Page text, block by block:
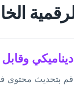
ديناميكي وقابل
قم بتحديث محتوى